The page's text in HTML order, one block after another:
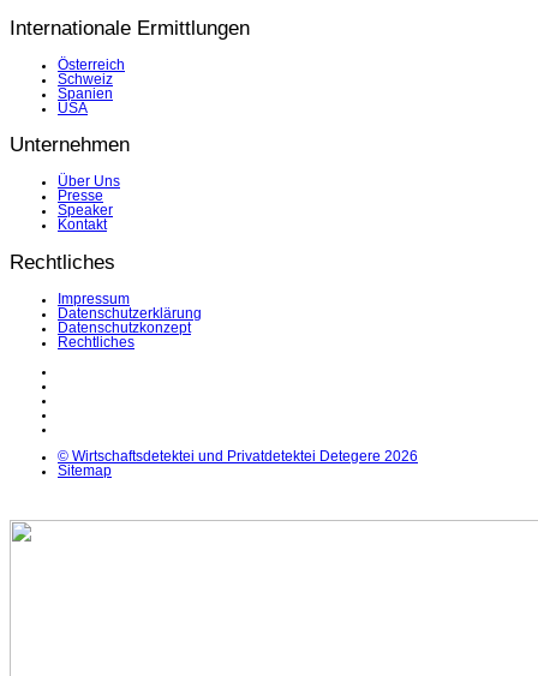
Internationale Ermittlungen
Österreich
Schweiz
Spanien
USA
Unternehmen
Über Uns
Presse
Speaker
Kontakt
Rechtliches
Impressum
Datenschutzerklärung
Datenschutzkonzept
Rechtliches
© Wirtschaftsdetektei und Privatdetektei Detegere 2026
Sitemap